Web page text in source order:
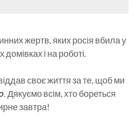
жертв, яких росія вбила у
домівках і на роботі.
своє життя за те, щоб ми
. Дякуємо всім, хто бореться
завтра!